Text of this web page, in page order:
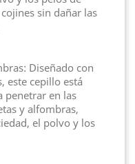
sin dañar las
Diseñado con
este cepillo está
penetrar en las
y alfombras,
el polvo y los